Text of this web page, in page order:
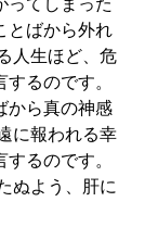
とばから外れ
人生ほど、危
るのです。
から真の神感
に報われる幸
るのです。
ぬよう、肝に